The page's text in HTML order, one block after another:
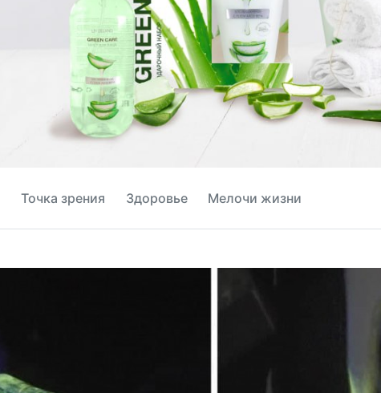
Точка зрения Здоровье Мелочи жизни